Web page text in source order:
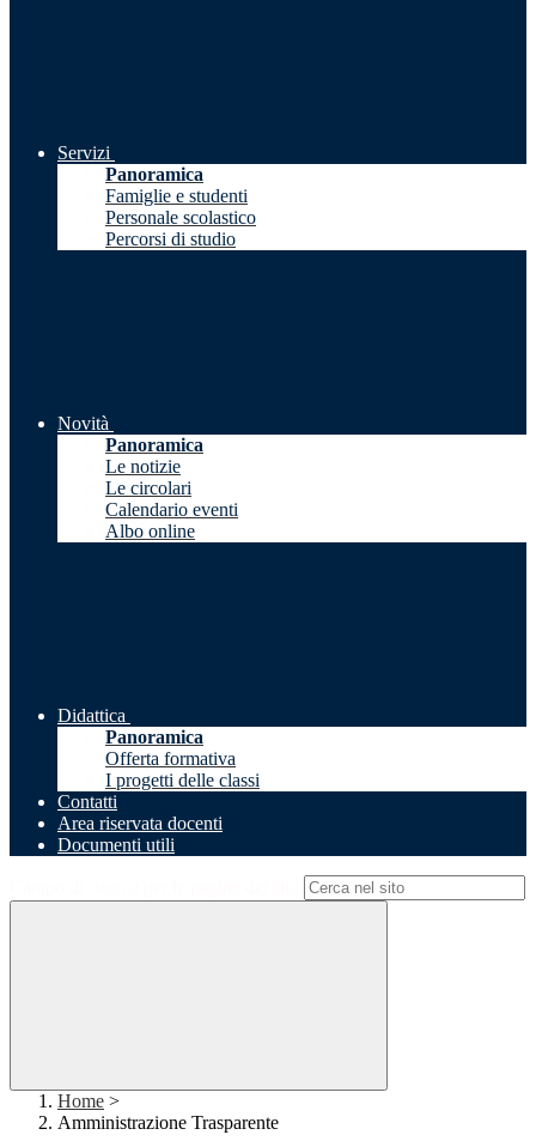
Servizi
Panoramica
Famiglie e studenti
Personale scolastico
Percorsi di studio
Novità
Panoramica
Le notizie
Le circolari
Calendario eventi
Albo online
Didattica
Panoramica
Offerta formativa
I progetti delle classi
Contatti
Area riservata docenti
Documenti utili
Home >
Amministrazione Trasparente